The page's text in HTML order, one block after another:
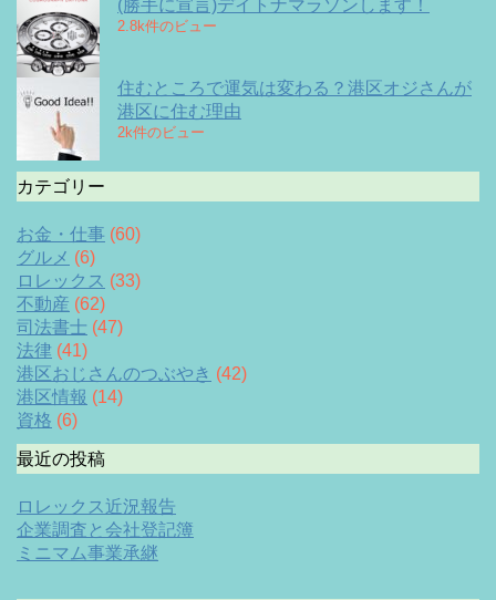
(勝手に宣言)デイトナマラソンします！
2.8k件のビュー
住むところで運気は変わる？港区オジさんが
港区に住む理由
2k件のビュー
カテゴリー
お金・仕事 (60)
グルメ (6)
ロレックス (33)
不動産 (62)
司法書士 (47)
法律 (41)
港区おじさんのつぶやき (42)
港区情報 (14)
資格 (6)
最近の投稿
ロレックス近況報告
企業調査と会社登記簿
ミニマム事業承継